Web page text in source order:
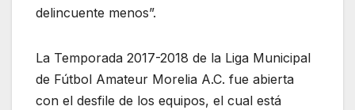
delincuente menos”.
La Temporada 2017-2018 de la Liga Municipal
de Fútbol Amateur Morelia A.C. fue abierta
con el desfile de los equipos, el cual está